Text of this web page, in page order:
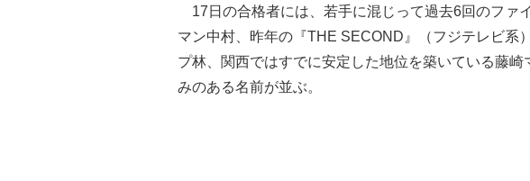
17日の合格者には、若手に混じって過去6回のファ
マン中村、昨年の『THE SECOND』（フジテレビ系
プ林、関西ではすでに安定した地位を築いている藤
みのある名前が並ぶ。